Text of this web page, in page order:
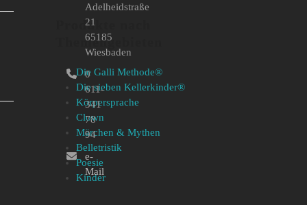
Produkte nach
Themengebieten
Die Galli Methode®
Die sieben Kellerkinder®
Körpersprache
Clown
Märchen & Mythen
Belletristik
Poesie
Kinder
Adelheidstraße
21
65185
Wiesbaden
0
611-
341
78
94
e-
Mail